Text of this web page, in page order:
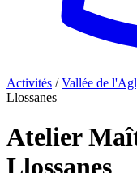
Activités / Vallée de
Llossanes
Atelier
Llossanes